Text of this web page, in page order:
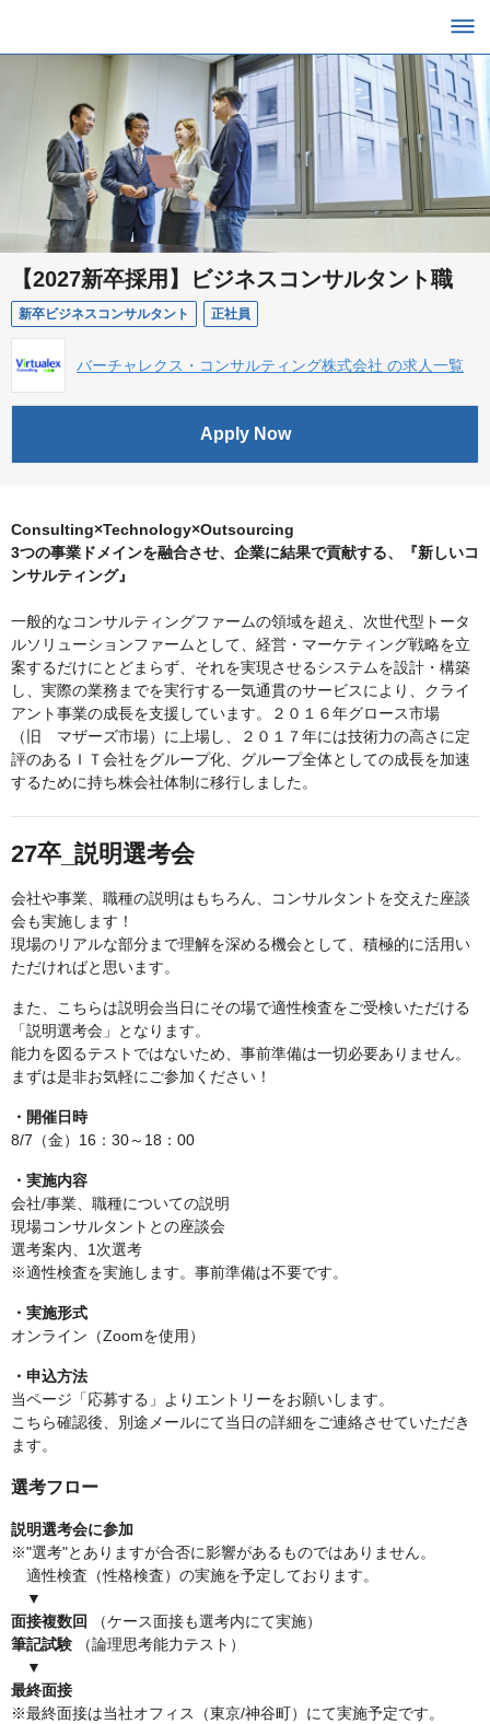
【2027新卒採用】ビジネスコンサルタント職
新卒ビジネスコンサルタント 正社員
バーチャレクス・コンサルティング株式会社 の求人一覧
Apply Now
Consulting×Technology×Outsourcing
3つの事業ドメインを融合させ、企業に結果で貢献する、『新しいコ
ンサルティング』
一般的なコンサルティングファームの領域を超え、次世代型トータ
ルソリューションファームとして、経営・マーケティング戦略を立
案するだけにとどまらず、それを実現させるシステムを設計・構築
し、実際の業務までを実行する一気通貫のサービスにより、クライ
アント事業の成長を支援しています。２０１６年グロース市場
（旧 マザーズ市場）に上場し、２０１７年には技術力の高さに定
評のあるＩＴ会社をグループ化、グループ全体としての成長を加速
するために持ち株会社体制に移行しました。
27卒_説明選考会
会社や事業、職種の説明はもちろん、コンサルタントを交えた座談
会も実施します！
現場のリアルな部分まで理解を深める機会として、積極的に活用い
ただければと思います。
また、こちらは説明会当日にその場で適性検査をご受検いただける
「説明選考会」となります。
能力を図るテストではないため、事前準備は一切必要ありません。
まずは是非お気軽にご参加ください！
・開催日時
8/7（金）16：30～18：00
・実施内容
会社/事業、職種についての説明
現場コンサルタントとの座談会
選考案内、1次選考
※適性検査を実施します。事前準備は不要です。
・実施形式
オンライン（Zoomを使用）
・申込方法
当ページ「応募する」よりエントリーをお願いします。
こちら確認後、別途メールにて当日の詳細をご連絡させていただき
ます。
選考フロー
説明選考会に参加
※"選考"とありますが合否に影響があるものではありません。
適性検査（性格検査）の実施を予定しております。
▼
面接複数回
（ケース面接も選考内にて実施）
筆記試験 （論理思考能力テスト）
▼
最終面接
※最終面接は当社オフィス（東京/神谷町）にて実施予定です。